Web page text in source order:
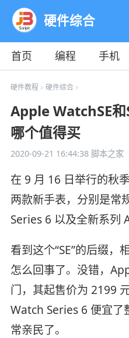
硬件综合
首页 编程 手机
教程
平面
硬件教程 > 硬件综合>
Apple WatchSE和
哪个值得买
2020-09-21 16:44:38脚本之家
在 9 月 16 日举行的秋
两款新手表，分别是常
Series 6 以及全新系列
看到这个“SE”的后缀，
怎么回事了。没错，
门，其起售价为 2199
Watch Series 6 便宜了
常亲民了。